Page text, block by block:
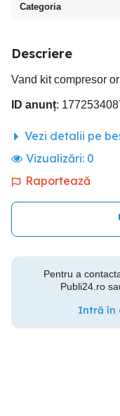
Categoria
Descriere
Vand kit compresor
ID anunț:
Vezi detalii pe
Vizualizări: 0
Raportează
Pentru a
Publi24.ro
Intră în